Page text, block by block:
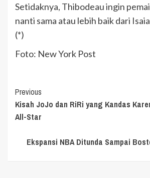
Setidaknya, Thibodeau ingin
nanti sama atau lebih baik dari
(*)
Foto: New York Post
Continue
Reading
Previous
Kisah JoJo dan RiRi yang Kandas
All-Star
Ekspansi NBA Ditunda Sampai